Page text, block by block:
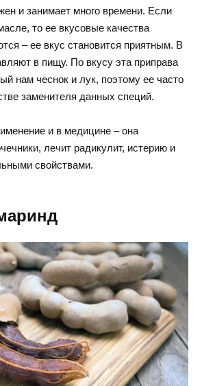
и занимает много времени. Если
то ее вкусовые качества
– ее вкус становится приятным. В
в пищу. По вкусу эта приправа
нам чеснок и лук, поэтому ее часто
заменителя данных специй.
и в медицине – она
лечит радикулит, истерию и
свойствами.